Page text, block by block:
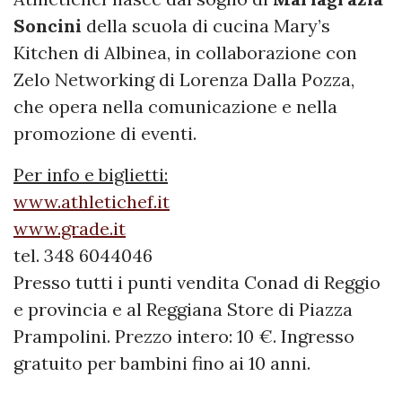
Soncini della scuola di cucina Mary’s
Kitchen di Albinea, in collaborazione con
Zelo Networking di Lorenza Dalla Pozza,
che opera nella comunicazione e nella
promozione di eventi.
Per info e biglietti:
www.athletichef.it
www.grade.it
tel. 348 6044046
Presso tutti i punti vendita Conad di Reggio
e provincia e al Reggiana Store di Piazza
Prampolini. Prezzo intero: 10 €. Ingresso
gratuito per bambini fino ai 10 anni.